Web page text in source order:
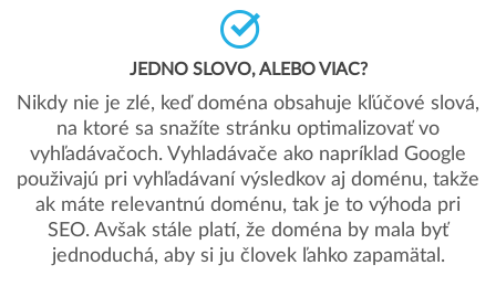
JEDNO SLOVO, ALEBO VIAC?
Nikdy nie je zlé, keď doména obsahuje kľúčové slová,
na ktoré sa snažíte stránku optimalizovať vo
vyhľadávačoch. Vyhladávače ako napríklad Google
použivajú pri vyhľadávaní výsledkov aj doménu, takže
ak máte relevantnú doménu, tak je to výhoda pri
SEO. Avšak stále platí, že doména by mala byť
jednoduchá, aby si ju človek ľahko zapamätal.